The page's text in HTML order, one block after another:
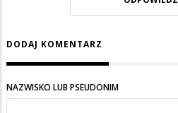
DODAJ KOMENTARZ
NAZWISKO LUB PSEUDONIM